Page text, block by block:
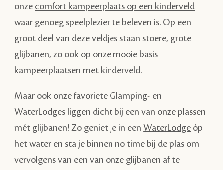
onze comfort kampeerplaats op een kinderveld
waar genoeg speelplezier te beleven is. Op een
groot deel van deze veldjes staan stoere, grote
glijbanen, zo ook op onze mooie basis
kampeerplaatsen met kinderveld.
Maar ook onze favoriete Glamping- en
WaterLodges liggen dicht bij een van onze plassen
mét glijbanen! Zo geniet je in eenWaterLodge óp
het water en sta je binnen no time bij de plas om
vervolgens van een van onze glijbanen af te